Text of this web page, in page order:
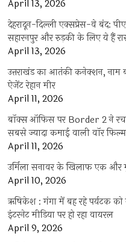
April 13, 2026
देहरादून-दिल्ली एक्सप्रेस-वे बंद:
सहारनपुर और रुड़की के लिए ये हैं
April 13, 2026
उत्तराखंड का आतंकी कनेक्शन, नाम
ऐजेंट रेहान मीर
April 11, 2026
बॉक्स ऑफिस पर Border 2 ने रचा
सबसे ज्यादा कमाई वाली वॉर फिल्म
April 11, 2026
उर्मिला सनावर के खिलाफ एक और
April 10, 2026
ऋषिकेश : गंगा में बह रहे पर्यटक को
इंटरनेट मीडिया पर हो रहा वायरल
April 9, 2026